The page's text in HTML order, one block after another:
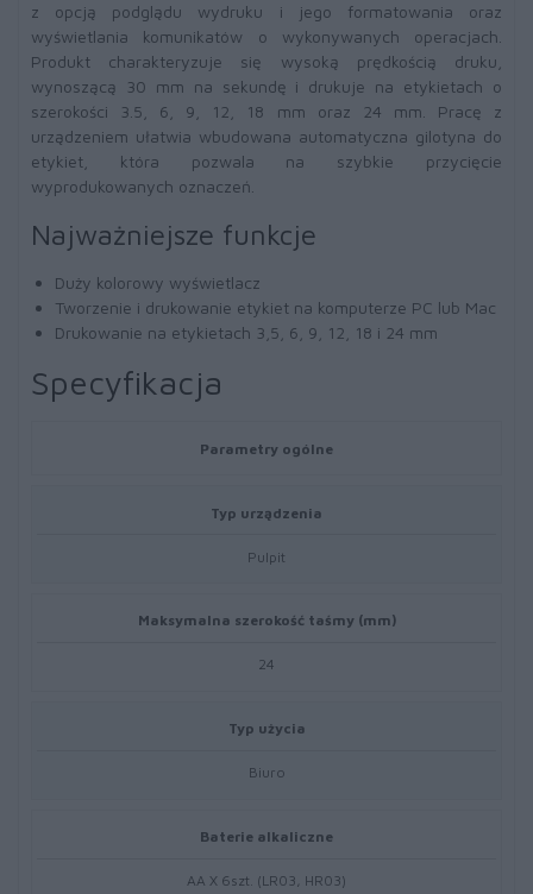
z opcją podglądu wydruku i jego formatowania oraz
wyświetlania komunikatów o wykonywanych operacjach.
Produkt charakteryzuje się wysoką prędkością druku,
wynoszącą 30 mm na sekundę i drukuje na etykietach o
szerokości 3.5, 6, 9, 12, 18 mm oraz 24 mm. Pracę z
urządzeniem ułatwia wbudowana automatyczna gilotyna do
etykiet, która pozwala na szybkie przycięcie
wyprodukowanych oznaczeń.
Najważniejsze funkcje
Duży kolorowy wyświetlacz
Tworzenie i drukowanie etykiet na komputerze PC lub Mac
Drukowanie na etykietach 3,5, 6, 9, 12, 18 i 24 mm
Specyfikacja
Parametry ogólne
Typ urządzenia
Pulpit
Maksymalna szerokość taśmy (mm)
24
Typ użycia
Biuro
Baterie alkaliczne
AA X 6szt. (LR03, HR03)